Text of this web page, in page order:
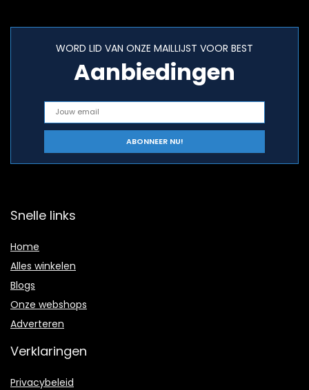
WORD LID VAN ONZE MAILLIJST VOOR BEST
Aanbiedingen
Snelle links
Home
Alles winkelen
Blogs
Onze webshops
Adverteren
Verklaringen
Privacybeleid